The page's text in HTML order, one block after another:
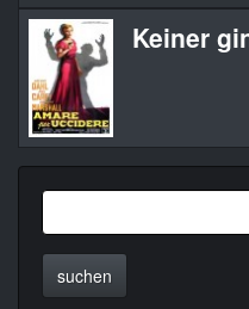
Keiner
suchen